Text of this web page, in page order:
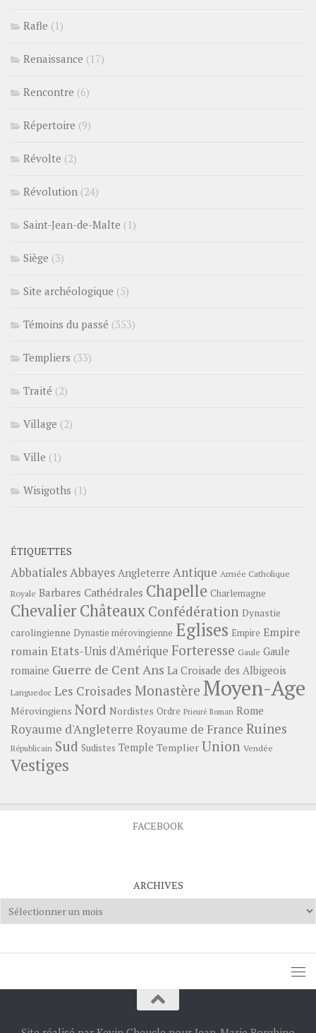
Rafle (1)
Renaissance (17)
Rencontre (6)
Répertoire (9)
Révolte (2)
Révolution (24)
Saint-Jean-de-Malte (1)
Siège (3)
Site archéologique (5)
Témoins du passé (353)
Templiers (33)
Traité (2)
Village (2)
Ville (1)
Wisigoths (1)
ÉTIQUETTES
Abbatiales Abbayes Angleterre Antique Armée Catholique
Royale Barbares Cathédrales Chapelle Charlemagne
ChevalierChâteauxConfédération Dynastie
carolingienne Dynastie mérovingienne Eglises Empire Empire
romainEtats-Unis d'Amérique Forteresse Gaule Gaule
romaine Guerre de Cent Ans La Croisade des Albigeois
Languedoc Les Croisades Monastère Moyen-Age
Mérovingiens Nord Nordistes Ordre Prieuré Roman Rome
Royaume d'Angleterre Royaume de France Ruines
Républicain Sud Sudistes Temple Templier Union Vendée
Vestiges
FACEBOOK
ARCHIVES
Archives